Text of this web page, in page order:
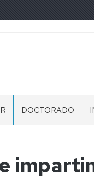
DOCTORADO
DE
DOCTORADO